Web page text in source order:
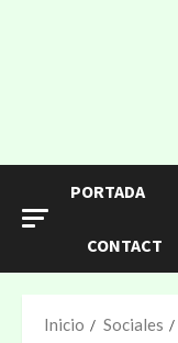
PORTADA
CONTACT
Inicio Sociales